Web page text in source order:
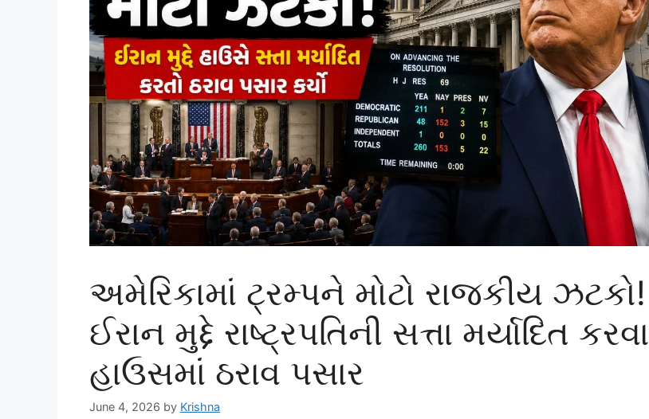
અમેરિકામાં ટ્રમ્પને મોટો રાજકીય ઝટકો!
ઈરાન મુદ્દે રાષ્ટ્રપતિની સત્તા મર્યાદિત કરવા
હાઉસમાં ઠરાવ પસાર
June 4, 2026 by Krishna